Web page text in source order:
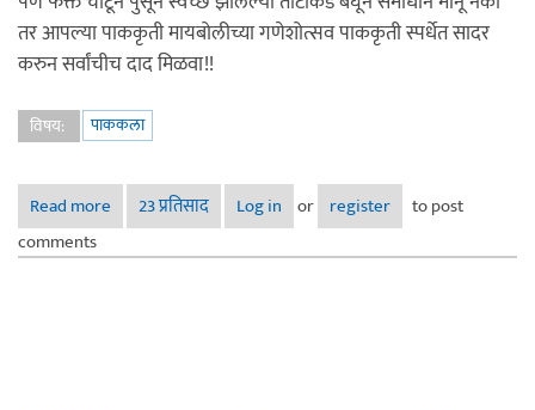
तर आपल्या पाककृती मायबोलीच्या गणेशोत्सव पाककृती स्पर्धेत सादर
करुन सर्वांचीच दाद मिळवा!!
विषय: पाककला
Read more about "नाव विदेशी-चव देशी" - पाककला स्पर्धा
23 प्रतिसाद Log in or register
to post
comments